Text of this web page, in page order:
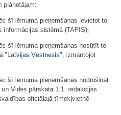
plānotājam:
šī lēmuma pieņemšanas ievietot to
informācijas sistēmā (TAPIS);
šī lēmuma pieņemšanas nosūtīt to
"Latvijas Vēstnesis", izmantojot
šī lēmuma pieņemšanas nodrošināt
Vides pārskata 1.1. redakcijas
oficiālajā tīmekļvietnē